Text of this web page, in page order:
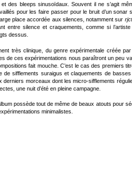
des bleeps sinusoïdaux. Souvent il ne s’agit
pour les faire passer pour le bruit d’un sonar
place accordée aux silences, notamment sur
entre silence et craquements, comme si l’artiste
dessus.
très clinique, du genre expérimentale créée
de ces expérimentations nous paraîtront un peu
fait mouche. C’est le cas des premiers
de sifflements suraigus et claquements de
derniers morceaux dont les micro-sifflements
une nuit d’été en pleine campagne.
possède tout de même de beaux atouts pour
minimalistes.